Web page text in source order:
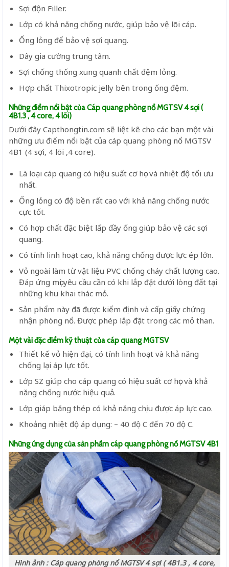
Sợi độn Filler.
Lớp có khả năng chống nước, giúp bảo vệ lõi cáp.
Ống lỏng để bảo vệ sợi quang.
Dây gia cường trung tâm.
Sợi chống thống xung quanh chất đệm lỏng.
Hợp chất Thixotropic jelly bên trong ống đệm.
Những điểm nổi bật của Cáp quang phòng nổ MGTSV 4 sợi (
4B1.3 , 4 core, 4 lõi)
Dưới đây Capthongtin.com sẽ liệt kê cho các bạn một vài
những ưu điểm nổi bật của cáp quang phòng nổ MGTSV
4B1 (4 sợi, 4 lõi ,4 core).
Là loại cáp quang có hiệu suất cơ học và nhiệt độ tối ưu
nhất.
Ống lỏng có độ bền rất cao với khả năng chống nước
cực tốt.
Có hợp chất đặc biệt lấp đầy ống giúp bảo vệ các sợi
quang.
Có tính linh hoạt cao, khả năng chống được lực ép lớn.
Vỏ ngoài làm từ vật liệu PVC chống cháy chất lượng cao.
Đáp ứng mọi yêu cầu cần có khi lắp đặt dưới lòng đất tại
những khu khai thác mỏ.
Sản phẩm này đã được kiểm định và cấp giấy chứng
nhận phòng nổ. Được phép lắp đặt trong các mỏ than.
Một vài đặc điểm kỹ thuật của cáp quang MGTSV
Thiết kế vỏ hiện đại, có tính linh hoạt và khả năng
chống lại áp lực tốt.
Lớp SZ giúp cho cáp quang có hiệu suất cơ học và khả
năng chống nước hiệu quả.
Lớp giáp băng thép có khả năng chịu được áp lực cao.
Khoảng nhiệt độ áp dụng: – 40 độ C đến 70 độ C.
Những ứng dụng của sản phẩm cáp quang phòng nổ MGTSV 4B1
Hình ảnh : Cáp quang phòng nổ MGTSV 4 sợi ( 4B1.3 , 4 core,